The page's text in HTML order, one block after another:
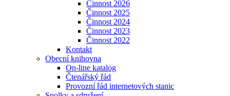
Činnost 2026
Činnost 2025
Činnost 2024
Činnost 2023
Činnost 2022
Kontakt
Obecní knihovna
On-line katalog
Čtenářský řád
Provozní řád internetových stanic